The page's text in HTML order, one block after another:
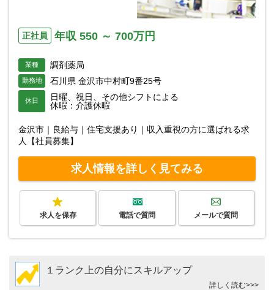
正社員 年収 550 ～ 700万円
業種 調剤薬局
勤務地 石川県 金沢市中村町9番25号
休日
日曜、祝日、その他シフトによる
休暇：介護休暇
金沢市｜良給与｜住宅支援あり｜収入重視の方に選ばれる求
人【社員募集】
求人情報を詳しく見てみる
求人を保存 電話で質問 メールで質問
１ランク上の自分にスキルアップ
詳しく読む>>>